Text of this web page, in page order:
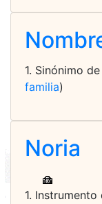
1. Sinónimo
familia)
Noria
1.